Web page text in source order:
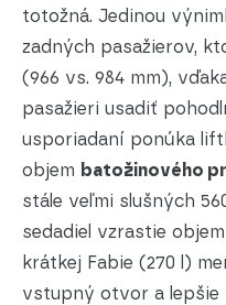
totožná. Jedinou
zadných pasažierov,
(966 vs. 984 mm),
pasažieri usadiť
usporiadaní ponúka
objem batožinového
stále veľmi slušných
sedadiel vzrastie
krátkej Fabie (270 l)
vstupný otvor a